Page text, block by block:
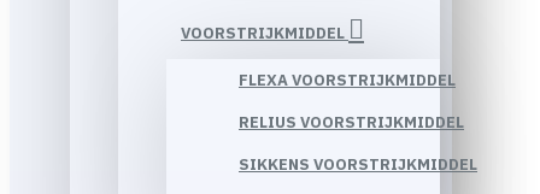
VOORSTRIJKMIDDEL
FLEXA VOORSTRIJKMIDDEL
RELIUS VOORSTRIJKMIDDEL
SIKKENS VOORSTRIJKMIDDEL